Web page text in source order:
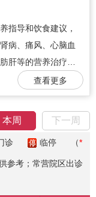
指导和饮食建议，
病、痛风、心脑血
肝等的营养治疗…
查看更多
本周 下一周
诊 临停 （*
参考；常营院区出诊